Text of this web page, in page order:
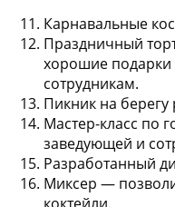
Карнавальные
Праздничный
хорошие подарки
сотрудникам.
Пикник на берегу
Мастер-класс по
заведующей и
Разработанный
Миксер —
коктейли.